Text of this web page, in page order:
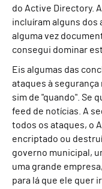
do Active Directory.
incluíram alguns dos
alguma vez
consegui dominar
Eis algumas das
ataques à segurança
sim de "quando". Se
feed de notícias. A
todos os ataques, o
encriptado ou
governo municipal,
uma grande
para lá que ele quer